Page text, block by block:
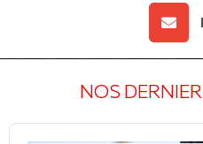
NOS
Audio